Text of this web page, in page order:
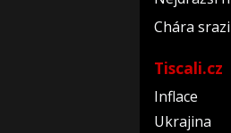
Chára
Tiscali.cz
Inflace
Ukrajina